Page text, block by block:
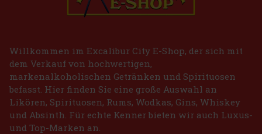
Willkommen im Excalibur City E-Shop, der sich mit
dem Verkauf von hochwertigen,
markenalkoholischen Getränken und Spirituosen
befasst. Hier finden Sie eine große Auswahl an
Likören, Spirituosen, Rums, Wodkas, Gins, Whiskey
und Absinth. Für echte Kenner bieten wir auch Luxus-
und Top-Marken an.